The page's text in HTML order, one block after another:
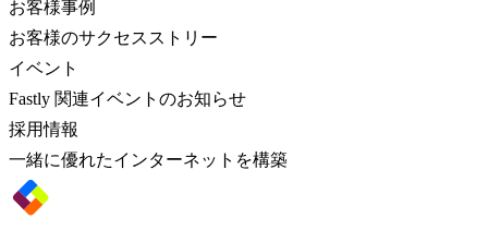
お客様事例
お客様のサクセスストリー
イベント
Fastly 関連イベントのお知らせ
採用情報
一緒に優れたインターネットを構築